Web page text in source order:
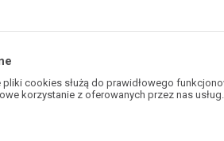
pliki cookies służą do prawidłowego
korzystanie z oferowanych przez nas usług.
preferencji prywatności, logowania czy